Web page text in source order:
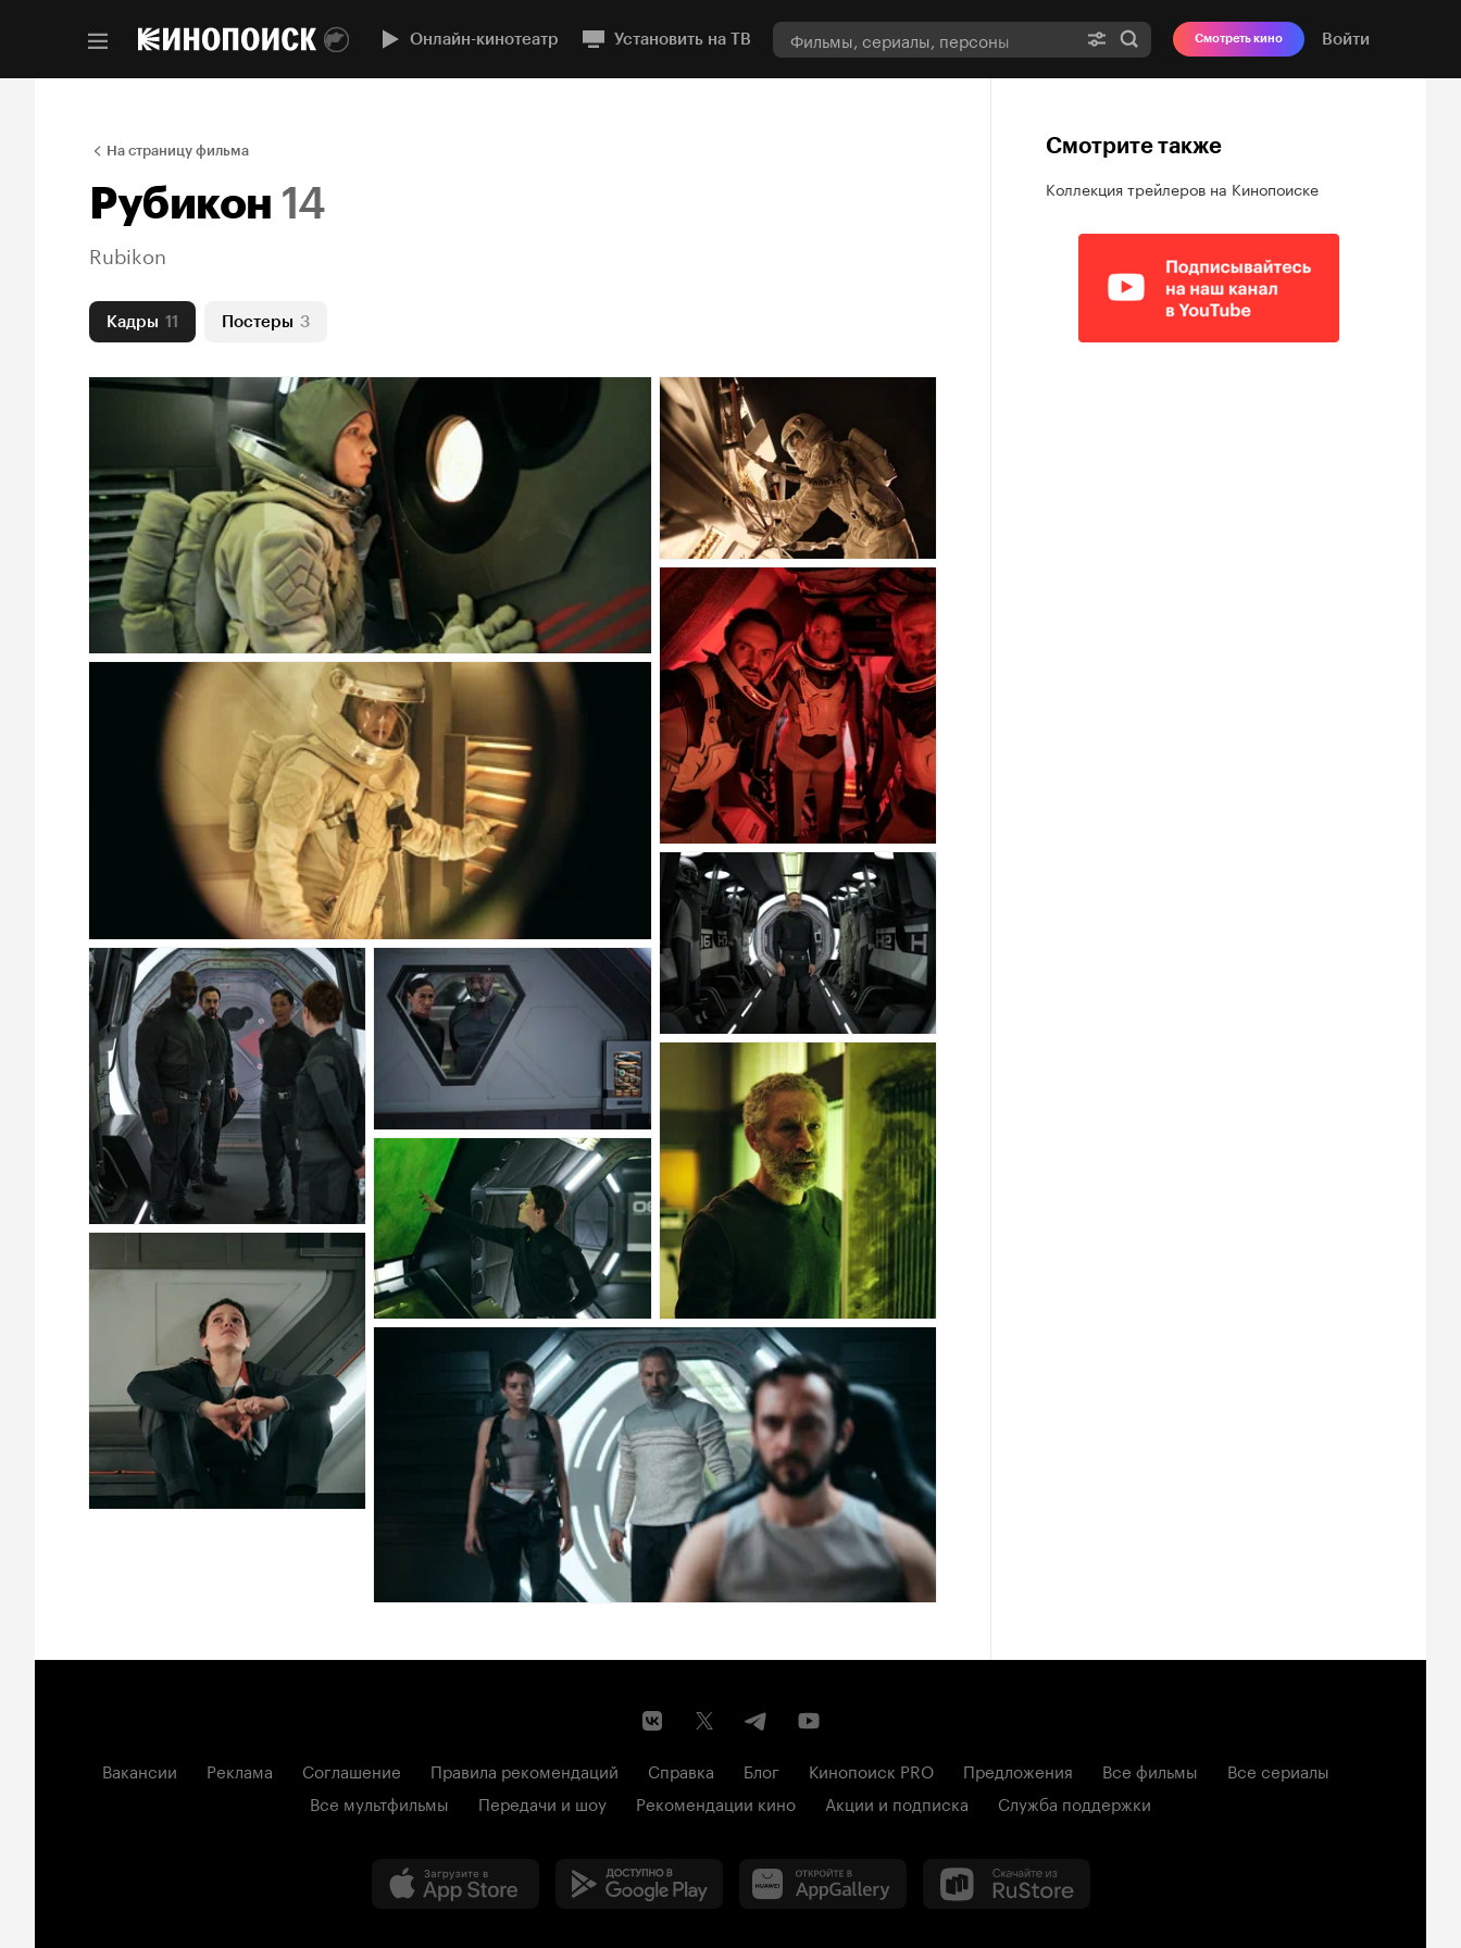
Онлайн-кинотеатр Установить на ТВ Смотреть кино Войти
На страницу фильма
Рубикон 14
Rubikon
Кадры 11 Постеры 3
Смотрите также
Коллекция трейлеров на Кинопоиске
Вакансии Реклама Соглашение Правила рекомендаций Справка Блог Кинопоиск PRO Предложения Все фильмы
Все сериалы
Все мультфильмы
Передачи и шоу Рекомендации кино Акции и подписка Служба поддержки